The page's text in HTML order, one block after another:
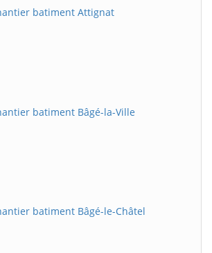
batiment Attignat
batiment Bâgé-la-Ville
batiment Bâgé-le-Châtel